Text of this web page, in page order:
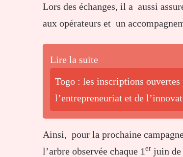
Lors des échanges, il a aussi
aux opérateurs et un
Lire la suite
Togo : les inscriptions
l’entrepreneuriat et de
Ainsi, pour la prochaine
l’arbre observée chaque 1er juin de